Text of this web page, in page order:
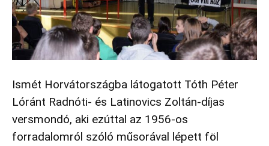
Ismét Horvátországba látogatott Tóth Péter
Lóránt Radnóti- és Latinovics Zoltán-díjas
versmondó, aki ezúttal az 1956-os
forradalomról szóló műsorával lépett föl